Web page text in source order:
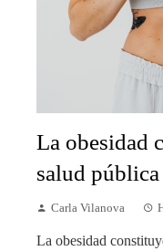
La obesidad
salud
Carla Vilanova
La obesidad